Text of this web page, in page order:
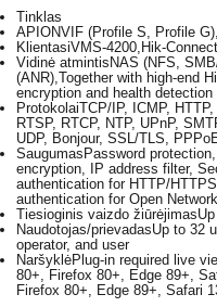
Tinklas
API ONVIF (Profile S, Profile
KlientasiVMS-4200,Hik-
Vidinė atmintis NAS (NFS,
(ANR),Together with high-end
encryption and health detection
ProtokolaiTCP/IP, ICMP,
RTSP, RTCP, NTP, UPnP,
UDP, Bonjour, SSL/TLS,
Saugumas Password
encryption, IP address filter,
authentication for HTTP/
authentication for Open
Tiesioginis vaizdo žiūrėjimas
Naudotojas/prievadasUp to 32
operator, and user
NaršyklėPlug-in required live
80+, Firefox 80+, Edge 89+,
Firefox 80+, Edge 89+, Safari